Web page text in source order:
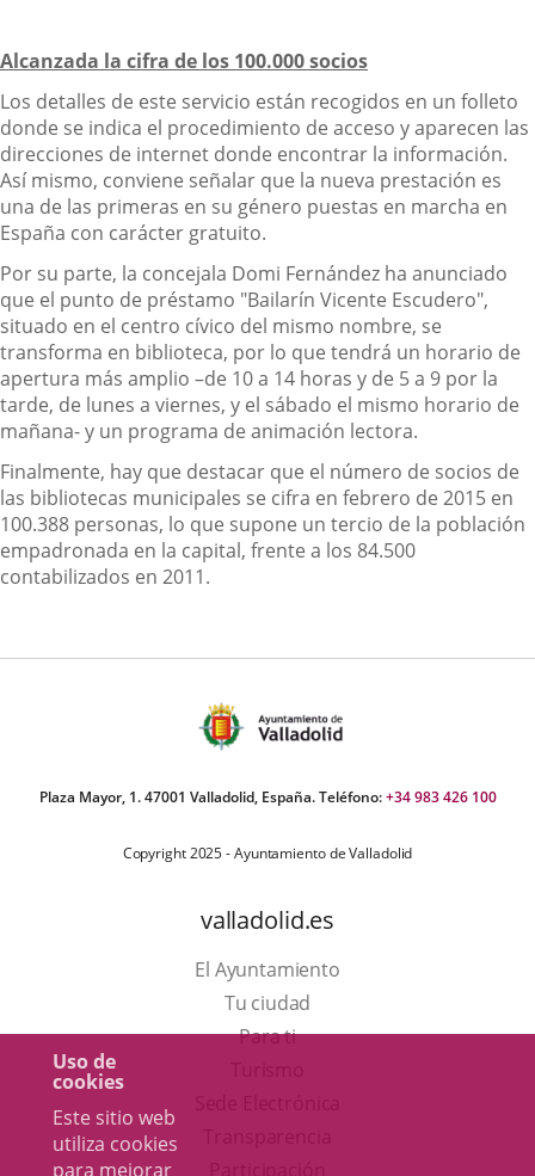
Uso de
cookies
Este sitio web
utiliza cookies
para mejorar
Alcanzada la cifra de los 100.000 socios
Los detalles de este servicio están recogidos en un folleto
donde se indica el procedimiento de acceso y aparecen las
direcciones de internet donde encontrar la información.
Así mismo, conviene señalar que la nueva prestación es
una de las primeras en su género puestas en marcha en
España con carácter gratuito.
Por su parte, la concejala Domi Fernández ha anunciado
que el punto de préstamo "Bailarín Vicente Escudero",
situado en el centro cívico del mismo nombre, se
transforma en biblioteca, por lo que tendrá un horario de
apertura más amplio –de 10 a 14 horas y de 5 a 9 por la
tarde, de lunes a viernes, y el sábado el mismo horario de
mañana- y un programa de animación lectora.
Finalmente, hay que destacar que el número de socios de
las bibliotecas municipales se cifra en febrero de 2015 en
100.388 personas, lo que supone un tercio de la población
empadronada en la capital, frente a los 84.500
contabilizados en 2011.
Plaza Mayor, 1. 47001 Valladolid, España. Teléfono:+34 983 426 100
Copyright 2025 - Ayuntamiento de Valladolid
valladolid.es
El Ayuntamiento
Tu ciudad
Para ti